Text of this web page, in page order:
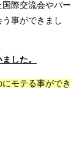
際交流会やパー
事ができまし
した。
モテる事ができ